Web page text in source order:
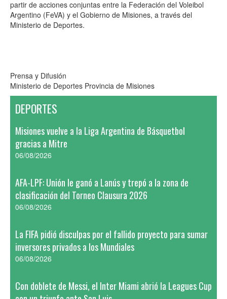
partir de acciones conjuntas entre la Federación del Voleibol
Argentino (FeVA) y el Gobierno de Misiones, a través del
Ministerio de Deportes.
Prensa y Difusión
Ministerio de Deportes Provincia de Misiones
DEPORTES
Misiones vuelve a la Liga Argentina de Básquetbol
gracias a Mitre
06/08/2026
AFA-LPF: Unión le ganó a Lanús y trepó a la zona de
clasificación del Torneo Clausura 2026
06/08/2026
La FIFA pidió disculpas por el fallido proyecto para sumar
inversores privados a los Mundiales
06/08/2026
Con doblete de Messi, el Inter Miami abrió la Leagues Cup